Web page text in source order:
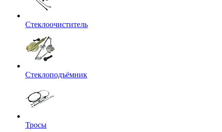
Стеклоочиститель
Стеклоподъёмник
Тросы